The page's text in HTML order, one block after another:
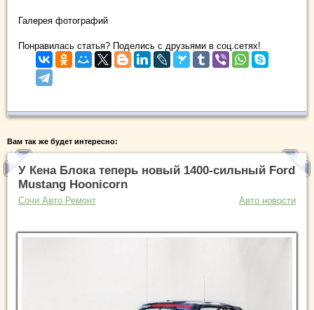
Галерея фотографий
Понравилась статья? Поделись с друзьями в соц.сетях!
Вам так же будет интересно:
У Кена Блока теперь новый 1400-сильный Ford
Mustang Hoonicorn
Сочи Авто Ремонт Авто новости